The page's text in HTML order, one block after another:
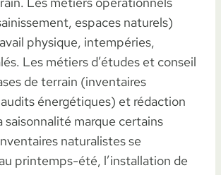
espaces naturels)
physique, intempéries,
Les métiers d’études et conseil
de terrain (inventaires
énergétiques) et rédaction
saisonnalité marque certains
naturalistes se
printemps-été, l’installation de